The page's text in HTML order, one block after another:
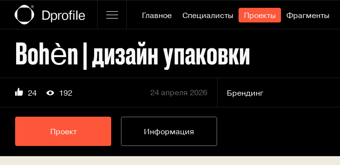
Главное Специалисты Проекты Фрагменты
Bohèn | дизайн упаковки
24 192 24 апреля 2026 Брендинг
Проект Информация